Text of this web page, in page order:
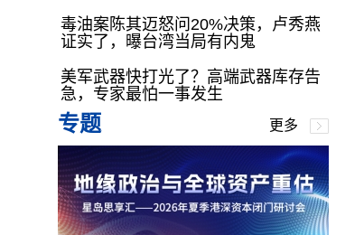
毒油案陈其迈怒问20%决策，卢秀燕
证实了，曝台湾当局有内鬼
美军武器快打光了？高端武器库存告
急，专家最怕一事发生
专题 更多